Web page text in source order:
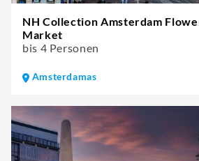
NH Collection Amsterdam
Market
bis 4 Personen
Amsterdamas